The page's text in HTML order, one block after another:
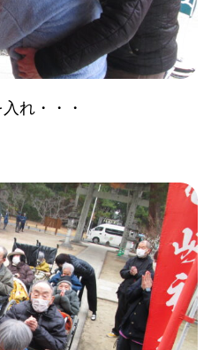
れ・・・